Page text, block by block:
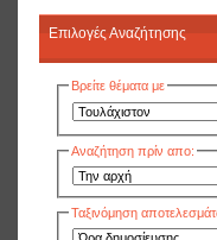
Επιλογές Αναζήτησης
Βρείτε θέματα με
Αναζήτηση πρίν απο: